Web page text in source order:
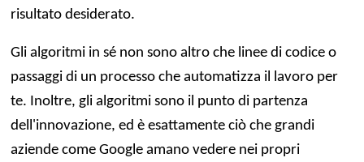
risultato desiderato.
Gli algoritmi in sé non sono altro che linee di codice o
passaggi di un processo che automatizza il lavoro per
te. Inoltre, gli algoritmi sono il punto di partenza
dell'innovazione, ed è esattamente ciò che grandi
aziende come Google amano vedere nei propri